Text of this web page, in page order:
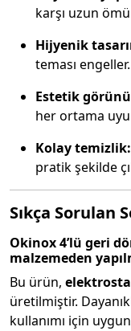
karşı uzun
Hijyenik
teması engeller.
Estetik
her ortama
Kolay temizlik:
pratik şekilde
Sıkça Sorulan
Okinox 4’lü geri
malzemeden
Bu ürün,
üretilmiştir.
kullanımı için